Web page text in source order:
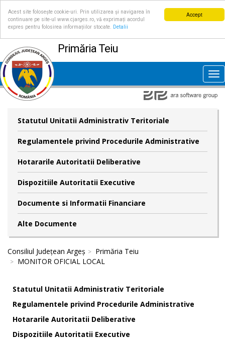
Accept
Acest site folosește cookie-uri. Prin utilizarea și navigarea în
continuare pe site-ul www.cjarges.ro, vă exprimați acordul
expres pentru folosirea informațiilor stocate.
Detalii
Primăria Teiu
Statutul Unitatii Administrativ Teritoriale
Regulamentele privind Procedurile Administrative
Hotararile Autoritatii Deliberative
Dispozitiile Autoritatii Executive
Documente si Informatii Financiare
Alte Documente
Consiliul Județean Argeș
Primăria Teiu
MONITOR OFICIAL LOCAL
Statutul Unitatii Administrativ Teritoriale
Regulamentele privind Procedurile Administrative
Hotararile Autoritatii Deliberative
Dispozitiile Autoritatii Executive